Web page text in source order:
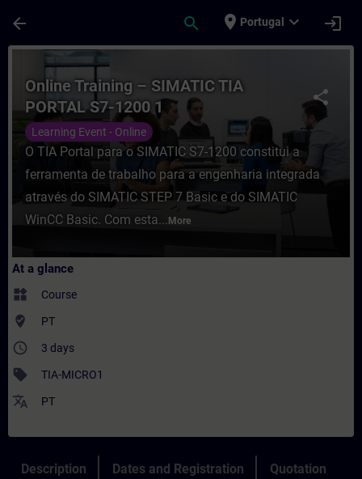
arrow_back search place Portugal expand_more login
Course - Online Training – SIMATIC TIA
share
Online Training – SIMATIC TIA
PORTAL S7-1200 1
Learning Event - Online
O TIA Portal para o SIMATIC S7-1200 constitui a
ferramenta de trabalho para a engenharia integrada
através do SIMATIC STEP 7 Basic e do SIMATIC
WinCC Basic. Com esta... More
At a glance
widgets Course
where_to_vote PT
access_time 3 days
sell TIA-MICRO1
translate PT
Description Dates and Registration Quotation